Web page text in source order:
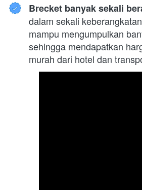
Brecket banyak sekali
dalam sekali
mampu mengumpulkan
sehingga mendapatkan
murah dari hotel dan